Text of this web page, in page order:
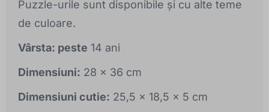
Puzzle-urile sunt disponibile și cu alte teme
de culoare.
Vârsta: peste 14 ani
Dimensiuni: 28 x 36 cm
Dimensiuni cutie: 25,5 x 18,5 x 5 cm